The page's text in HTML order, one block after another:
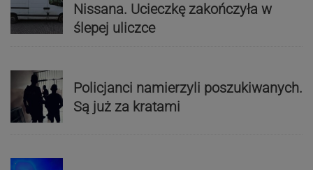
Nissana. Ucieczkę zakończyła w
ślepej uliczce
Policjanci namierzyli poszukiwanych.
Są już za kratami